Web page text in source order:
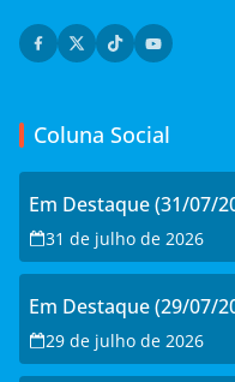
Coluna Social
Em Destaque (31/07/
31 de julho de 2026
Em Destaque (29/07/
29 de julho de 2026